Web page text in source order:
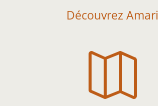
Découvrez Amari
